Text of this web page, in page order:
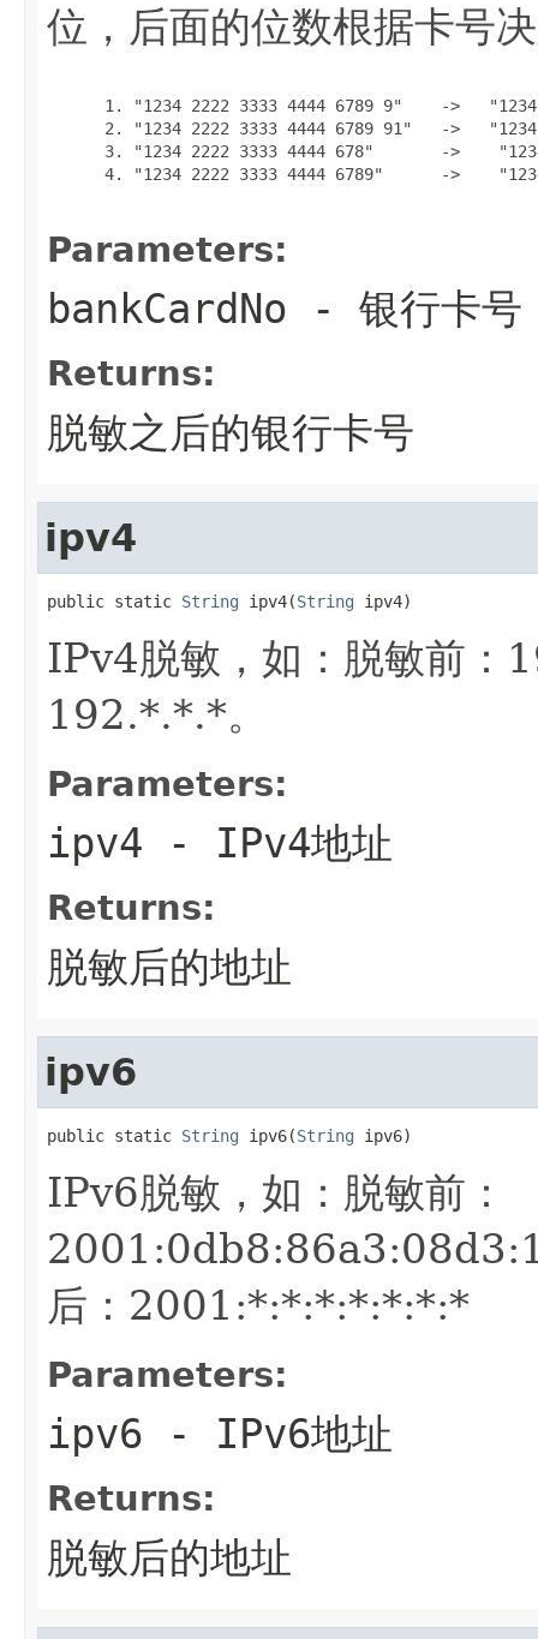
位，后面的位数根据卡号
1. "1234 2222 3333 4444 6789 9"    ->
2. "1234 2222 3333 4444 6789 91"   ->
3. "1234 2222 3333 4444 678"       ->
4. "1234 2222 3333 4444 6789"      ->
Parameters:
bankCardNo - 银行卡号
Returns:
脱敏之后的银行卡号
ipv4
public static String ipv4(String ipv4)
IPv4脱敏，如：脱敏前：
192.*.*.*。
Parameters:
ipv4 - IPv4地址
Returns:
脱敏后的地址
ipv6
public static String ipv6(String ipv6)
IPv6脱敏，如：脱敏前：
后：2001:*:*:*:*:*:*:*
Parameters:
ipv6 - IPv6地址
Returns:
脱敏后的地址